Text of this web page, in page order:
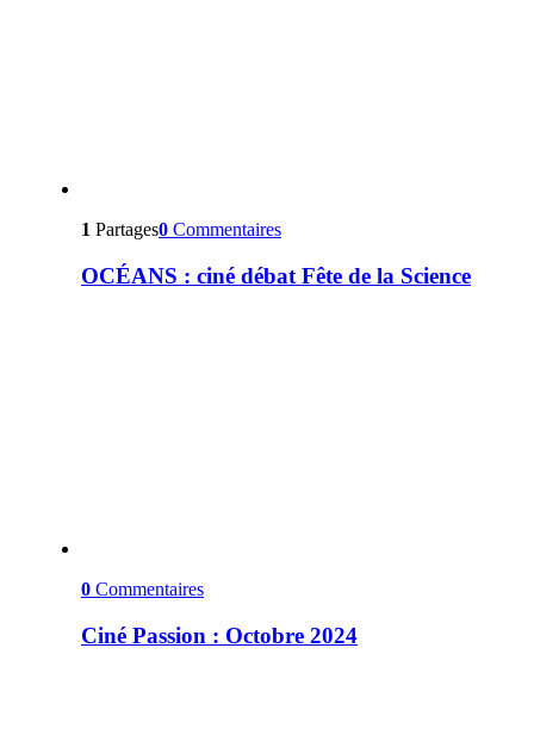
1 Partages0 Commentaires
OCÉANS : ciné débat Fête de la Science
0 Commentaires
Ciné Passion : Octobre 2024